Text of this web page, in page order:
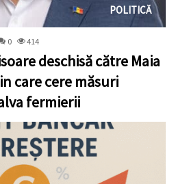
POLITICĂ
0 414
deschisă către Maia
care cere măsuri
fermierii